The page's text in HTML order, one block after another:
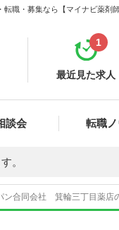
職・募集なら【マイナビ薬剤師
最近見た求人
1
談会 転職
。
ン合同会社 箕輪三丁目薬店